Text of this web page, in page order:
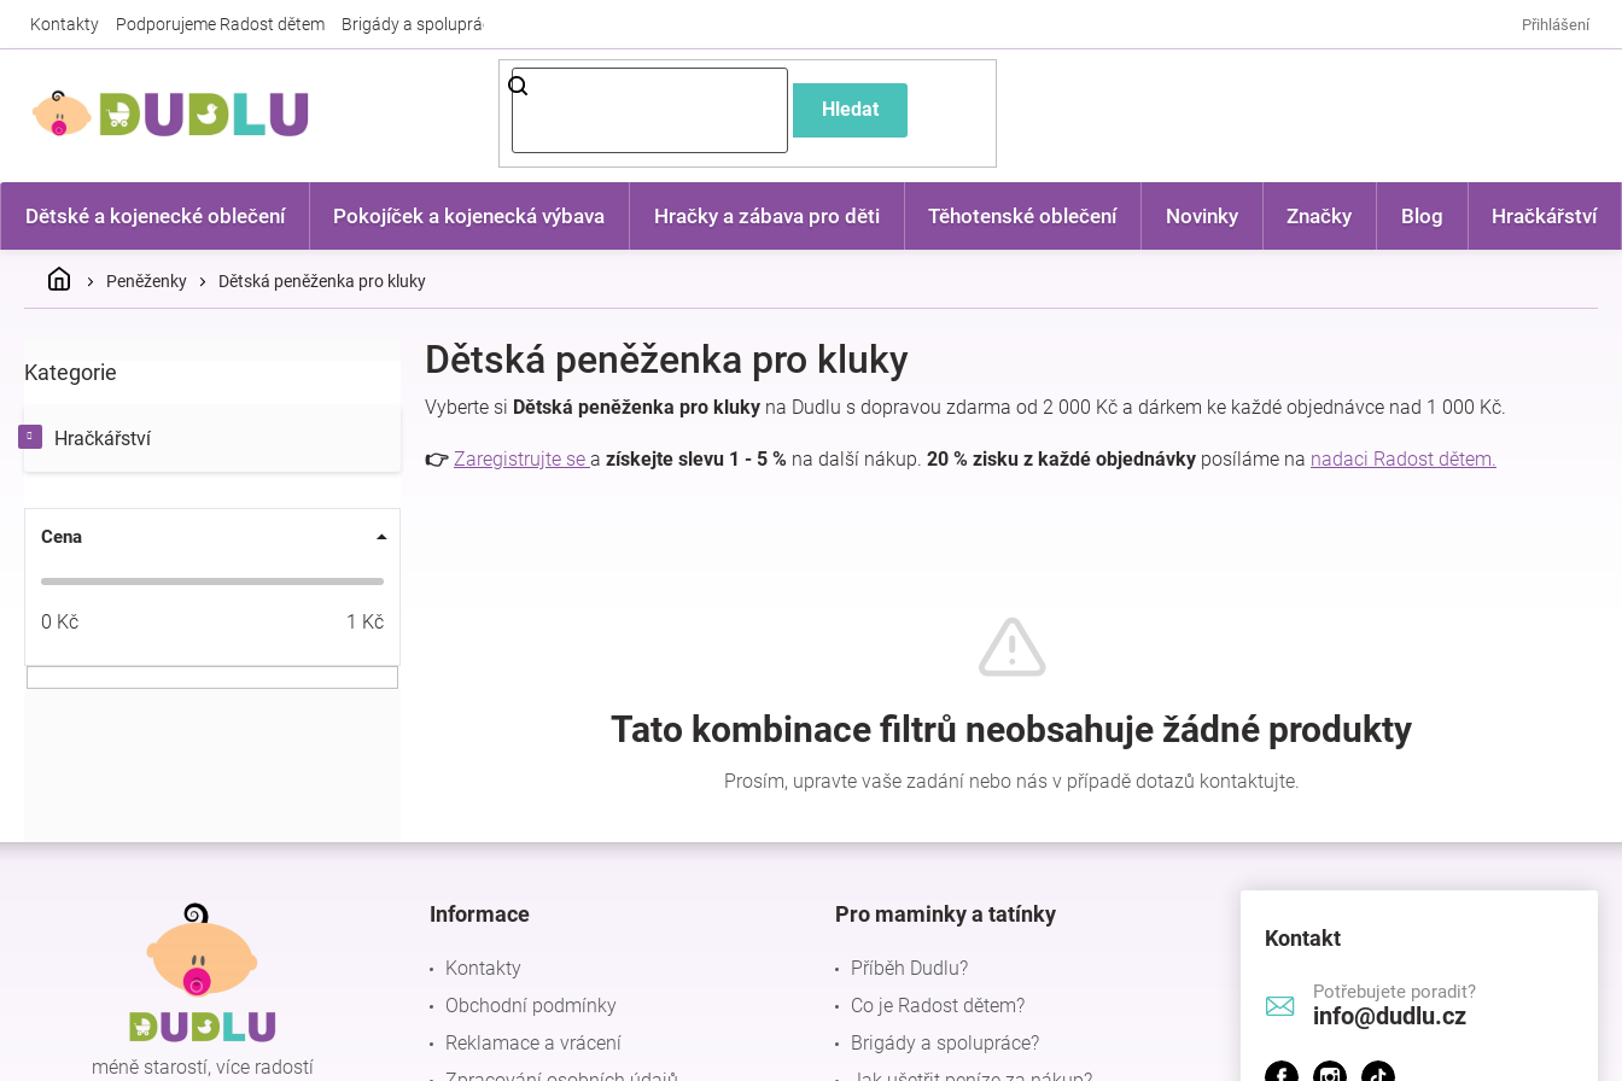
Kontakty Podporujeme Radost dětem Brigády a spolupráce Přihlášení
Hledat
Dětské a kojenecké oblečení Pokojíček a kojenecká výbava Hračky a zábava pro děti Těhotenské oblečení Novinky Značky Blog Hračkářství
DomůPeněženky Dětská peněženka pro kluky
o
t
r
n
e
l
Přeskočit
Kategorie
Hračkářství
Cena
0 Kč 1 Kč
Dětská peněženka pro kluky
Vyberte si Dětská peněženka pro kluky na Dudlu s dopravou zdarma od 2 000 Kč a dárkem ke každé objednávce nad 1 000 Kč.
👉 Zaregistrujte se a získejte slevu 1 - 5 % na další nákup. 20 % zisku z každé objednávky posíláme na nadaci Radost dětem.
Z
méně starostí, více radostí
Informace
Kontakty
Obchodní podmínky
Reklamace a vrácení
Pro maminky a tatínky
Příběh Dudlu?
Co je Radost dětem?
Brigády a spolupráce?
Kontakt
Potřebujete poradit?
info@dudlu.cz